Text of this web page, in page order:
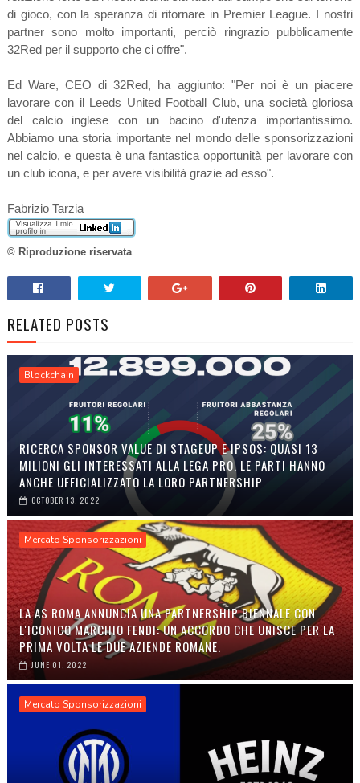
di gioco, con la speranza di ritornare in Premier League. I nostri
partner sono molto importanti, perciò ringrazio pubblicamente
32Red per il supporto che ci offre".
Ed Ware, CEO di 32Red, ha aggiunto: "Per noi è un piacere
lavorare con il Leeds United Football Club, una società gloriosa
del calcio inglese con un bacino d'utenza importantissimo.
Abbiamo una storia importante nel mondo delle sponsorizzazioni
nel calcio, e questa è una fantastica opportunità per lavorare con
un club icona, e per avere visibilità grazie ad esso".
Fabrizio Tarzia
© Riproduzione riservata
RELATED POSTS
Blockchain
RICERCA SPONSOR VALUE DI STAGEUP E IPSOS: QUASI 13
MILIONI GLI INTERESSATI ALLA LEGA PRO. LE PARTI HANNO
ANCHE UFFICIALIZZATO LA LORO PARTNERSHIP
OCTOBER 13, 2022
Mercato Sponsorizzazioni
LA AS ROMA ANNUNCIA UNA PARTNERSHIP BIENNALE CON
L'ICONICO MARCHIO FENDI: UN ACCORDO CHE UNISCE PER LA
PRIMA VOLTA LE DUE AZIENDE ROMANE.
JUNE 01, 2022
Mercato Sponsorizzazioni